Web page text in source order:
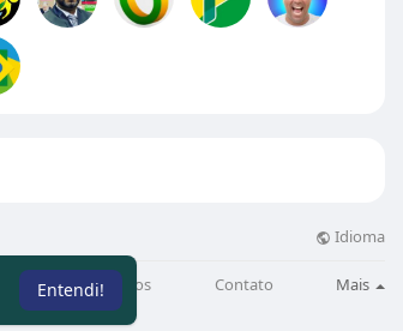
Entendi!
Idioma
Artigos Contato Mais